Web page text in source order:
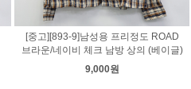
[중고][893-9]남성용 프리정도 ROAD
브라운/네이비 체크 남방 상의 (베이글)
9,000원